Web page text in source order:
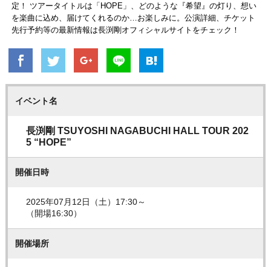
定！ ツアータイトルは「HOPE」、どのような『希望』の灯り、想い
を楽曲に込め、届けてくれるのか…お楽しみに。公演詳細、チケット
先行予約等の最新情報は長渕剛オフィシャルサイトをチェック！
イベント名
長渕剛 TSUYOSHI NAGABUCHI HALL TOUR 202
5 “HOPE”
開催日時
2025年07月12日（土）17:30～
（開場16:30）
開催場所